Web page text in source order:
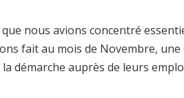
nous avions concentré
fait au mois de Novembre, une
démarche auprès de leurs